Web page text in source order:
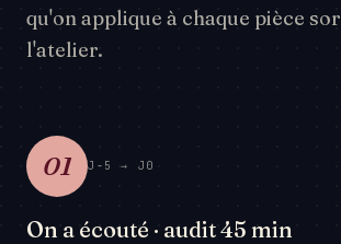
qu'on applique à chaque pièce
l'atelier.
01 J-5 → J0
On a écouté · audit 45 min